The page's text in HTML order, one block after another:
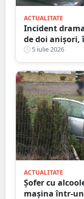
ACTUALITATE
Incident
de doi anișori,
căzut de la etaj
5 iulie 2026
ACTUALITATE
Șofer cu
mașina într-